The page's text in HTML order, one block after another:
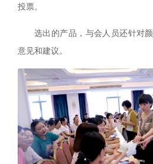
投票。
选出的产品，与会人员还针对
意见和建议。